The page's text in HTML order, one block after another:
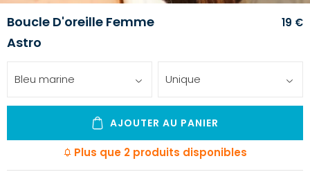
34
Boucle D'oreille Femme
Astro
19 €
Bleu marine Unique
AJOUTER AU PANIER
Plus que 2 produits disponibles